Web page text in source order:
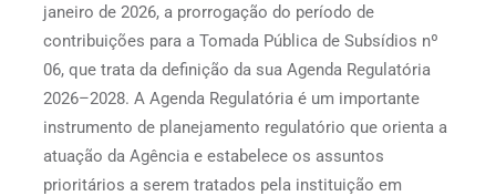
janeiro de 2026, a prorrogação do período de
contribuições para a Tomada Pública de Subsídios nº
06, que trata da definição da sua Agenda Regulatória
2026–2028. A Agenda Regulatória é um importante
instrumento de planejamento regulatório que orienta a
atuação da Agência e estabelece os assuntos
prioritários a serem tratados pela instituição em